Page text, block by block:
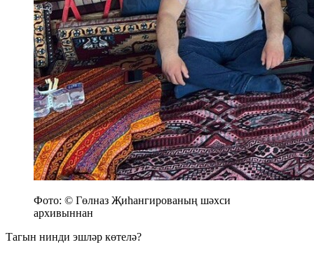
Фото: © Гөлназ Җиһангированың шәхси
архивыннан
Тагын нинди эшләр көтелә?